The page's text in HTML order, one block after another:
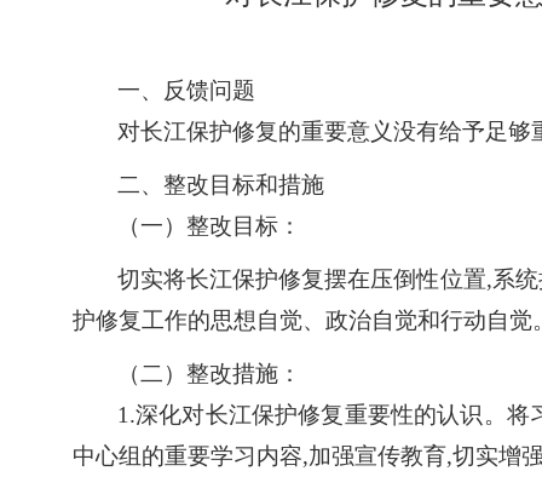
一、反馈问题
对长江保护修复的重要意义没有给予足够
二、整改目标和措施
（一）整改目标：
切实将长江保护修复摆在压倒性位置,系
护修复工作的思想自觉、政治自觉和行动自觉
（二）整改措施：
1.深化对长江保护修复重要性的认识。 将
中心组的重要学习内容,加强宣传教育,切实增